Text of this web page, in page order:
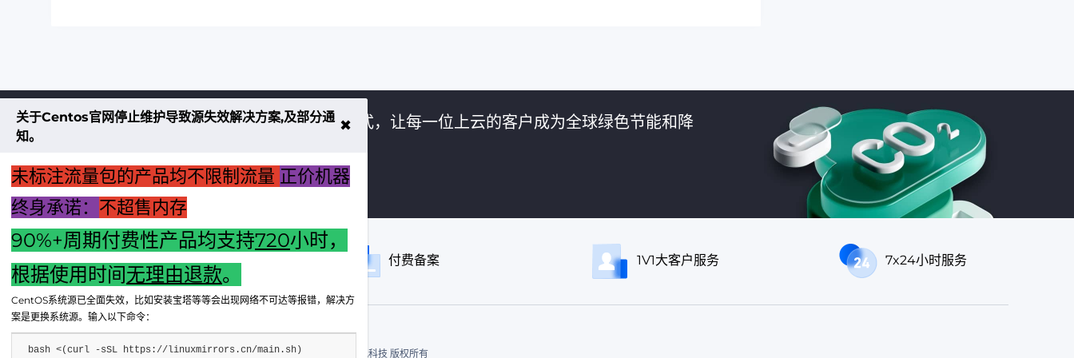
不大创造互联致力于以最 “绿色节能” 的方式，让每一位上云的客户成为全球绿色节能和降
了解更多
享无忧退款服务 付费备案 1V1大客户服务 7x24小时服务
Copyright © 2024 - 2025 FX BD Cloud. All Rights Reserved. 飞讯科技 版权所有
关于Centos官网停止维护导致源失效解决方案,及部分通
知。
✖
未标注流量包的产品均不限制流量 正价机器
终身承诺： 不超售内存
90%+周期付费性产品均支持720小时，
根据使用时间无理由退款。
CentOS系统源已全面失效，比如安装宝塔等等会出现网络不可达等报错，解决方
案是更换系统源。输入以下命令：
bash <(curl -sSL https://linuxmirrors.cn/main.sh)